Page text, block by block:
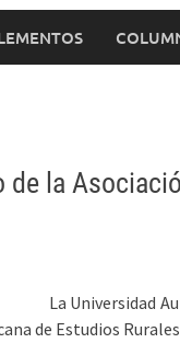
de la
La Universidad
de Estudios